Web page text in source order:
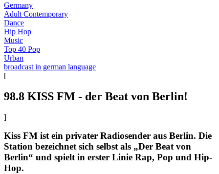
Germany
Adult Contemporary
Dance
Hip Hop
Music
Top 40 Pop
Urban
broadcast in german language
[
98.8 KISS FM - der Beat von Berlin!
]
Kiss FM ist ein privater Radiosender aus Berlin. Die
Station bezeichnet sich selbst als „Der Beat von
Berlin“ und spielt in erster Linie Rap, Pop und Hip-
Hop.